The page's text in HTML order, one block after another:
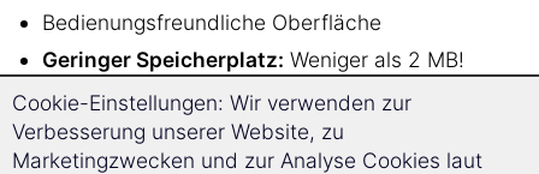
Bedienungsfreundliche Oberfläche
Geringer Speicherplatz: Weniger als 2 MB!
Plattformunabhängig: funktioniert auf dem PC
unterWindows, Linux, Mac OS
Android Smartphones oder Tablets
Cookie-Einstellungen: Wir verwenden zur
Verbesserung unserer Website, zu
Marketingzwecken und zur Analyse Cookies laut